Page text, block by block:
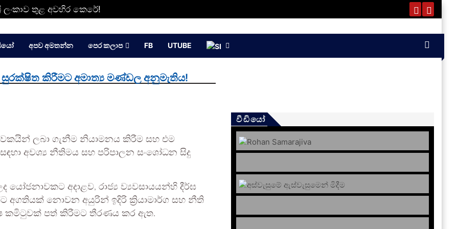
තුළ අවහිර කෙරේ!
අපව අමතන්න පෙර කලාප FB UTUBE
කිරීමට අමාත්‍ය මණ්ඩල අනුමැතිය!
ලබා ගැනීම නියාමනය කිරීම සහ එම
අවශ්‍ය නීතිමය සහ පරිපාලන සංශෝධන සිදු
අදාළව, රාජ්‍ය ව්‍යවසායයන්හි දීර්ඝ
අගතියක් නොවන අයුරින් ඉදිරි ක්‍රියාමාර්ග සහ නීති
කමිටුවක් පත් කිරීමට තීරණය කර ඇත.
වීඩියෝ